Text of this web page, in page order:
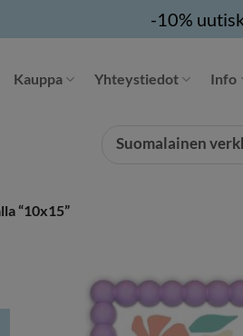
-10%
Kauppa Yhteystiedot Info
Suomalainen
“10x15”